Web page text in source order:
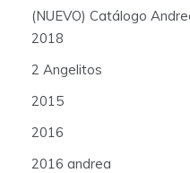
(NUEVO) Catálogo
2018
2 Angelitos
2015
2016
2016 andrea